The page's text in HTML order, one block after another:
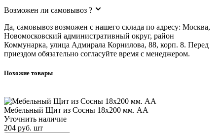
Возможен ли самовывоз ?
Да, самовывоз возможен с нашего склада по адресу: Москва,
Новомосковский административный округ, район
Коммунарка, улица Адмирала Корнилова, 88, корп. 8. Перед
приездом обязательно согласуйте время с менеджером.
Похожие товары
Мебельный Щит из Сосны 18х200 мм. AA
Уточнить наличие
204 руб. шт